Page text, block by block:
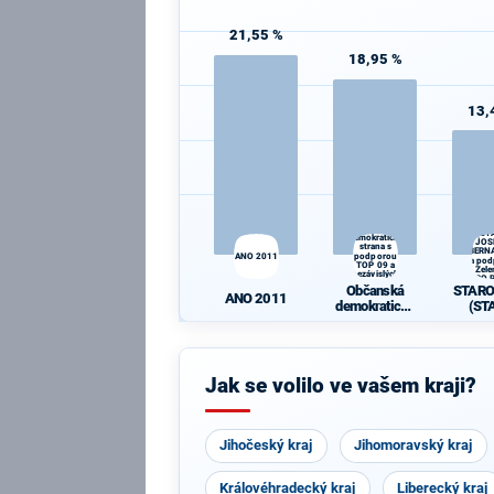
21,55 %
ANO 2011
ANO 2011
18,95 %
demokratická
strana s
podporou
TOP 09 a
nezávislých
starostů
Občanská
demokratická
09 a
starostů
a
PRO
a
PRO
Jak se volilo ve vašem kraji?
Jihočeský kraj Jihomoravský kraj
Královéhradecký kraj Liberecký kraj